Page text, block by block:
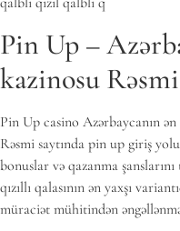
Pin Up –
kazinosu
Pin Up casino Azərbaycanın ən
Rəsmi saytında pin up giriş
bonuslar və qazanma
qızıllı qalasının ən yaxşı
müraciət mühitindən